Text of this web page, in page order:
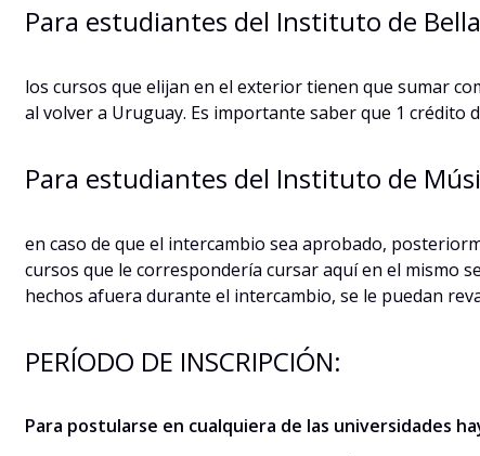
Para estudiantes del Instituto de
los cursos que elijan en el exterior tienen que sumar
al volver a Uruguay. Es importante saber que 1 crédito
Para estudiantes del Instituto de
en caso de que el intercambio sea aprobado,
cursos que le correspondería cursar aquí en el mismo
hechos afuera durante el intercambio, se le puedan
PERÍODO DE INSCRIPCIÓN:
Para postularse en cualquiera de las universidades